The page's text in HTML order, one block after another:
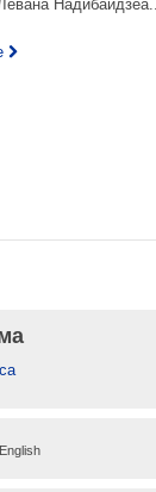
Надибаидзеа...
English